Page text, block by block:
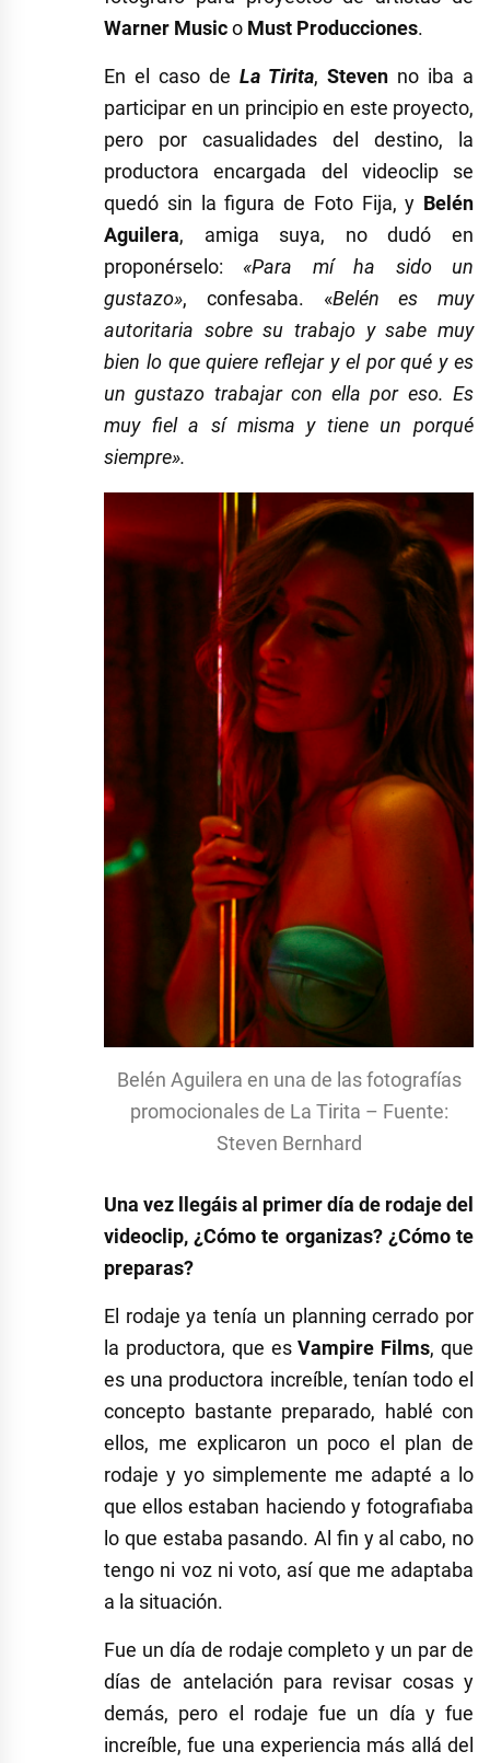
Warner Musico Must Producciones.
En el caso de La Tirita, Steven no iba a
participar en un principio en este proyecto,
pero por casualidades del destino, la
productora encargada del videoclip se
quedó sin la figura de Foto Fija, y Belén
Aguilera, amiga suya, no dudó en
proponérselo: «Para mí ha sido un
gustazo», confesaba. «Belén es muy
autoritaria sobre su trabajo y sabe muy
bien lo que quiere reflejar y el por qué y es
un gustazo trabajar con ella por eso. Es
muy fiel a sí misma y tiene un porqué
siempre».
Belén Aguilera en una de las fotografías
promocionales de La Tirita – Fuente:
Steven Bernhard
Una vez llegáis al primer día de rodaje del
videoclip, ¿Cómo te organizas? ¿Cómo te
preparas?
El rodaje ya tenía un planning cerrado por
la productora, que esVampire Films, que
es una productora increíble, tenían todo el
concepto bastante preparado, hablé con
ellos, me explicaron un poco el plan de
rodaje y yo simplemente me adapté a lo
que ellos estaban haciendo y fotografiaba
lo que estaba pasando. Al fin y al cabo, no
tengo ni voz ni voto, así que me adaptaba
a la situación.
Fue un día de rodaje completo y un par de
días de antelación para revisar cosas y
demás, pero el rodaje fue un día y fue
increíble, fue una experiencia más allá del